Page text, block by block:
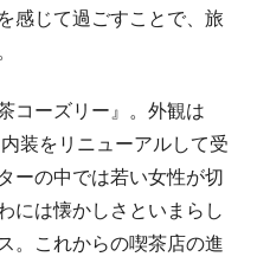
感じて過ごすことで、旅
コーズリー』。外観は
装をリニューアルして受
ーの中では若い女性が切
には懐かしさといまらし
。これからの喫茶店の進